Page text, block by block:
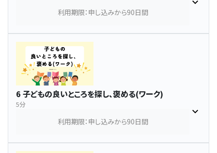
利用期限：申し込みから90日間
6 子どもの良いところを探し、褒める(ワーク)
5分
利用期限：申し込みから90日間